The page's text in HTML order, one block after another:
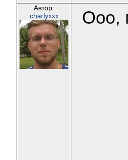
Автор:
charlyxxx
Ооо,